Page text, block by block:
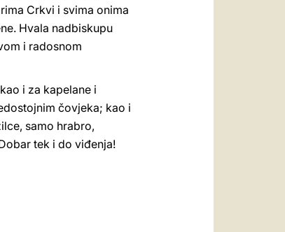
Crkvi i svima onima
Hvala nadbiskupu
i radosnom
i za kapelane i
čovjeka; kao i
samo hrabro,
tek i do viđenja!